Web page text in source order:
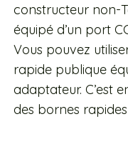
constructeur non-
équipé d’un port
Vous pouvez
rapide publique
adaptateur. C’est
des bornes